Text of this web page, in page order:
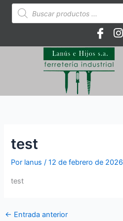
Búsqueda
de
productos
test
Por lanus/12 de febrero de 2026
test
← Entrada anterior